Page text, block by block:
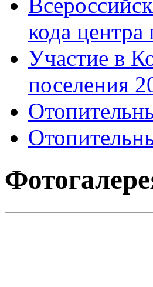
кода центра
Участие в
поселения